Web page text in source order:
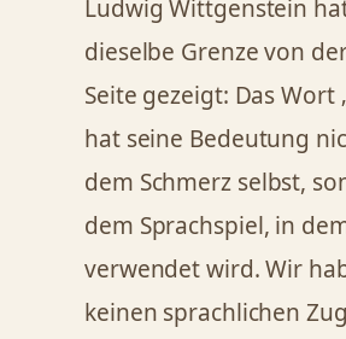
Ludwig Wittgenstein
dieselbe Grenze von
Seite gezeigt: Das Wort
hat seine Bedeutung
dem Schmerz selbst,
dem Sprachspiel, in
verwendet wird. Wir
keinen sprachlichen